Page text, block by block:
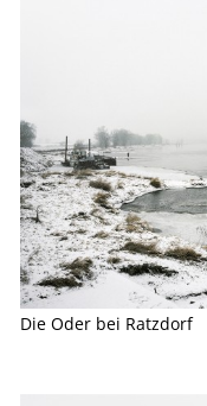
Die Oder bei Ratzdorf